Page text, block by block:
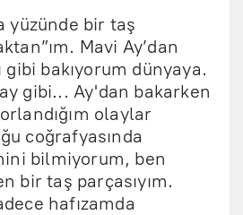
yüzünde bir taş
Mavi Ay’dan
gibi bakıyorum dünyaya.
gibi... Ay'dan bakarken
olaylar
coğrafyasında
bilmiyorum, ben
bir taş parçasıyım.
hafızamda